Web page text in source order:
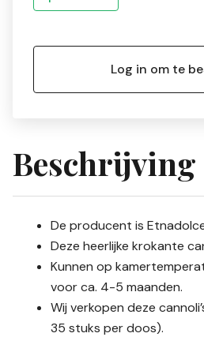
Log in om te
Beschrijving
De producent is
Deze heerlijke krokante
Kunnen op
voor ca. 4-5 maanden.
Wij verkopen deze
35 stuks per doos).